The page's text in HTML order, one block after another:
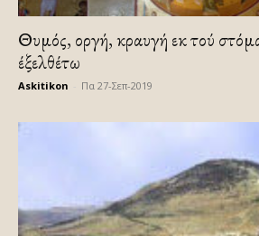
Θυμός, οργή, κραυγή εκ τού
έξελθέτω
Askitikon Πα 27-Σεπ-2019